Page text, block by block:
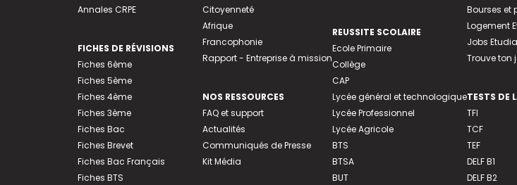
Annales CRPE
FICHES DE RÉVISIONS
Fiches 6ème
Fiches 5ème
Fiches 4ème
Fiches 3ème
Fiches Bac
Fiches Brevet
Fiches Bac Français
Fiches BTS
Citoyenneté
Afrique
Francophonie
Rapport - Entreprise à mission
NOS RESSOURCES
FAQ et support
Actualités
Communiqués de Presse
Kit Média
REUSSITE SCOLAIRE
Ecole Primaire
Collège
CAP
Lycée général et technologique
Lycée Professionnel
Lycée Agricole
BTS
BTSA
BUT
Bourses et
Logement
Jobs
Trouve ton
TESTS DE
TFI
TCF
TEF
DELF B1
DELF B2